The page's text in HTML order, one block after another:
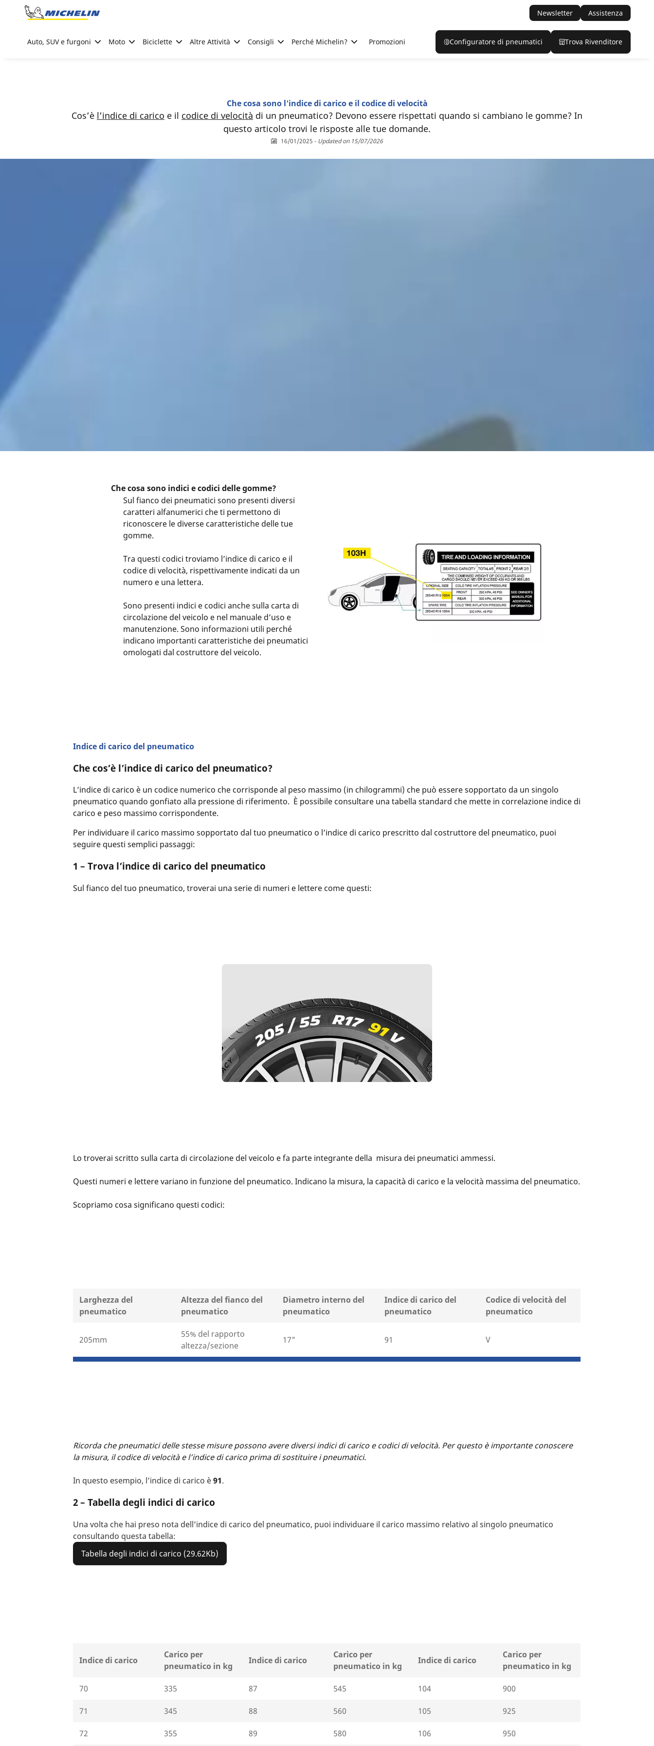
Go to page content
Newsletter Assistenza
Auto, SUV e furgoni Moto Biciclette Altre Attività Consigli Perché Michelin? Promozioni Configuratore di pneumatici Trova Rivenditore
Che cosa sono l'indice di carico e il codice di velocità
Cos’è l’indice di carico e il codice di velocità di un pneumatico? Devono essere rispettati quando si cambiano le gomme? In
questo articolo trovi le risposte alle tue domande.
16/01/2025 - Updated on 15/07/2026
Che cosa sono indici e codici delle gomme?
Sul fianco dei pneumatici sono presenti diversi
caratteri alfanumerici che ti permettono di
riconoscere le diverse caratteristiche delle tue
gomme.
Tra questi codici troviamo l’indice di carico e il
codice di velocità, rispettivamente indicati da un
numero e una lettera.
Sono presenti indici e codici anche sulla carta di
circolazione del veicolo e nel manuale d’uso e
manutenzione. Sono informazioni utili perché
indicano importanti caratteristiche dei pneumatici
omologati dal costruttore del veicolo.
Indice di carico del pneumatico
Che cos’è l’indice di carico del pneumatico?
L’indice di carico è un codice numerico che corrisponde al peso massimo (in chilogrammi) che può essere sopportato da un singolo
pneumatico quando gonfiato alla pressione di riferimento. È possibile consultare una tabella standard che mette in correlazione indice di
carico e peso massimo corrispondente.
Per individuare il carico massimo sopportato dal tuo pneumatico o l’indice di carico prescritto dal costruttore del pneumatico, puoi
seguire questi semplici passaggi:
1 – Trova l’indice di carico del pneumatico
Sul fianco del tuo pneumatico, troverai una serie di numeri e lettere come questi:
Lo troverai scritto sulla carta di circolazione del veicolo e fa parte integrante della misura dei pneumatici ammessi.
Questi numeri e lettere variano in funzione del pneumatico. Indicano la misura, la capacità di carico e la velocità massima del pneumatico.
Scopriamo cosa significano questi codici:
Larghezza del
pneumatico
Altezza del fianco del
pneumatico
Diametro interno del
pneumatico
Indice di carico del
pneumatico
Codice di velocità del
pneumatico
205mm
55% del rapporto
altezza/sezione
17" 91 V
Ricorda che pneumatici delle stesse misure possono avere diversi indici di carico e codici di velocità. Per questo è importante conoscere
la misura, il codice di velocità e l’indice di carico prima di sostituire i pneumatici.
In questo esempio, l’indice di carico è91.
2 – Tabella degli indici di carico
Una volta che hai preso nota dell’indice di carico del pneumatico, puoi individuare il carico massimo relativo al singolo pneumatico
consultando questa tabella:
Tabella degli indici di carico (29.62Kb)
Indice di carico
Carico per
pneumatico in kg
Indice di carico
Carico per
pneumatico in kg
Indice di carico
Carico per
pneumatico in kg
70 335 87 545 104 900
71 345 88 560 105 925
72 355 89 580 106 950